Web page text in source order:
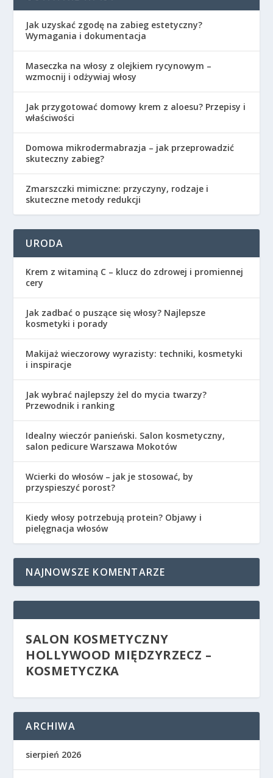
Jak uzyskać zgodę na zabieg estetyczny?
Wymagania i dokumentacja
Maseczka na włosy z olejkiem rycynowym –
wzmocnij i odżywiaj włosy
Jak przygotować domowy krem z aloesu? Przepisy i
właściwości
Domowa mikrodermabrazja – jak przeprowadzić
skuteczny zabieg?
Zmarszczki mimiczne: przyczyny, rodzaje i
skuteczne metody redukcji
URODA
Krem z witaminą C – klucz do zdrowej i promiennej
cery
Jak zadbać o puszące się włosy? Najlepsze
kosmetyki i porady
Makijaż wieczorowy wyrazisty: techniki, kosmetyki
i inspiracje
Jak wybrać najlepszy żel do mycia twarzy?
Przewodnik i ranking
Idealny wieczór panieński. Salon kosmetyczny,
salon pedicure Warszawa Mokotów
Wcierki do włosów – jak je stosować, by
przyspieszyć porost?
Kiedy włosy potrzebują protein? Objawy i
pielęgnacja włosów
NAJNOWSZE KOMENTARZE
SALON KOSMETYCZNY
HOLLYWOOD MIĘDZYRZECZ –
KOSMETYCZKA
ARCHIWA
sierpień 2026